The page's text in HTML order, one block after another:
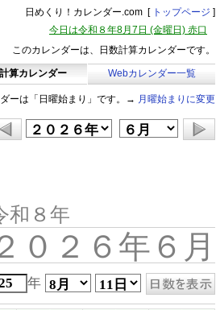
日めくり！カレンダー.com [ トップページ ]
今日は令和８年8月7日 (金曜日) 赤口
このカレンダーは、日数計算カレンダーです。
算カレンダー Webカレンダー一覧
ーは「日曜始まり」です。→ 月曜始まりに変更
和８年
０２６年６月
年